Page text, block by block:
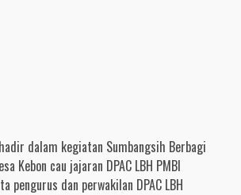
dalam kegiatan Sumbangsih Berbagi
Kebon cau jajaran DPAC LBH PMBI
pengurus dan perwakilan DPAC LBH